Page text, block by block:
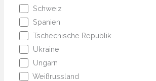
Schweiz
Spanien
Tschechische Republik
Ukraine
Ungarn
Weißrussland